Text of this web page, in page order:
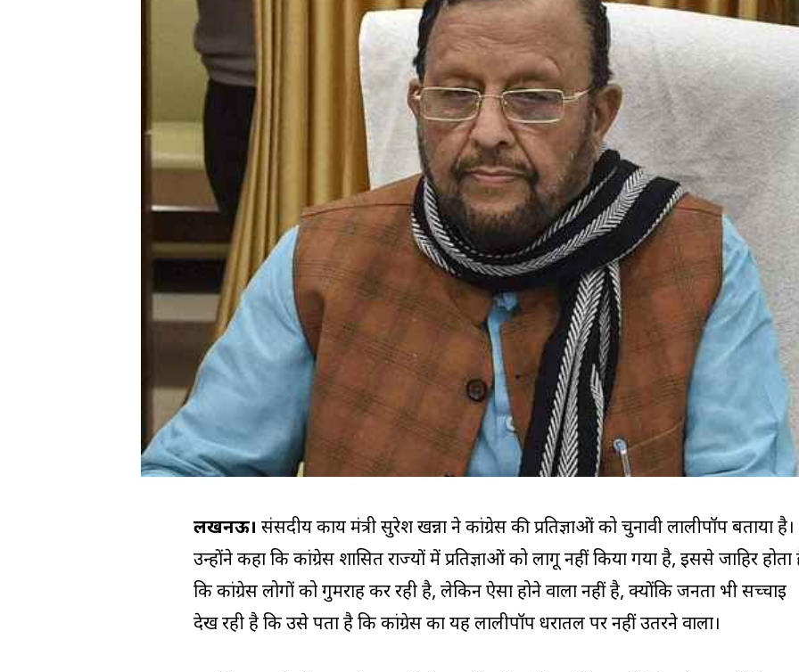
लखनऊ। संसदीय कार्य मंत्री सुरेश खन्ना ने कांग्रेस की प्रतिज्ञाओं को चुनावी लालीपॉप बताया है।
उन्होंने कहा कि कांग्रेस शासित राज्यों में प्रतिज्ञाओं को लागू नहीं किया गया है, इससे जाहिर होता
कि कांग्रेस लोगों को गुमराह कर रही है, लेकिन ऐसा होने वाला नहीं है, क्योंकि जनता भी सच्चाई
देख रही है कि उसे पता है कि कांग्रेस का यह लालीपॉप धरातल पर नहीं उतरने वाला।